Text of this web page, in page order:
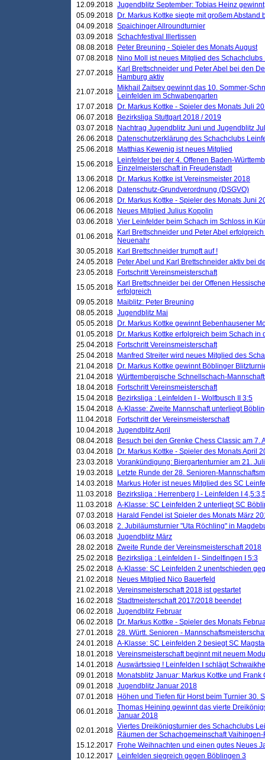
12.09.2018 Jugendblitz September: Tobias Heinz gewinnt
05.09.2018
Dr. Markus Kottke siegte mit großem
04.09.2018 Spaichinger Allroundturnier
03.09.2018 Schachfestival Illertissen
08.08.2018
Peter Breuning - Spieler des Monats August
07.08.2018
Nino Moll ist neues Mitglied des
27.07.2018
Karl Brettschneider und Peter Abel bei den
Hamburg aktiv
21.07.2018
Mikhail Zaitsev gewinnt das 10. Sommer-
Leinfelden im Schwabengarten
17.07.2018
Dr. Markus Kottke - Spieler des Monats Juli
06.07.2018
Bezirksliga Stuttgart 2018 / 2019
03.07.2018
Nachtrag Jugendblitz Juni und Jugendblitz
26.06.2018
Datenschutzerklärung des Schachclubs
25.06.2018
Matthias Kewenig ist neues Mitglied
15.06.2018
Leinfelder bei der 4. Offenen Baden-
Einzelmeisterschaft in Freudenstadt
13.06.2018
Dr. Markus Kottke ist Vereinsmeister 2018
12.06.2018
Datenschutz-Grundverordnung (DSGVO)
06.06.2018
Dr. Markus Kottke - Spieler des Monats Juni
06.06.2018
Neues Mitglied Julius Kopplin
03.06.2018 Vier Leinfelder beim Schach im Schloss in
01.06.2018
Karl Brettschneider und Peter Abel
Neuenahr
30.05.2018
Karl Brettschneider trumpft auf !
24.05.2018
Peter Abel und Karl Brettschneider aktiv bei
23.05.2018
Fortschritt Vereinsmeisterschaft
15.05.2018
Karl Brettschneider bei der Offenen
erfolgreich
09.05.2018
Maiblitz: Peter Breuning
08.05.2018 Jugendblitz Mai
05.05.2018
Dr. Markus Kottke gewinnt Bebenhausener
01.05.2018
Dr. Markus Kottke erfolgreich beim Schach
25.04.2018
Fortschritt Vereinsmeisterschaft
25.04.2018
Manfred Streiter wird neues Mitglied des
21.04.2018
Dr. Markus Kottke gewinnt Böblinger
21.04.2018 Württembergische Schnellschach-
18.04.2018
Fortschritt Vereinsmeisterschaft
15.04.2018
Bezirksliga : Leinfelden I - Wolfbusch II 3:5
15.04.2018 A-Klasse: Zweite Mannschaft unterliegt
11.04.2018
Fortschritt der Vereinsmeisterschaft
10.04.2018 Jugendblitz April
08.04.2018
Besuch bei den Grenke Chess Classic am 7.
03.04.2018
Dr. Markus Kottke - Spieler des Monats April
23.03.2018 Vorankündigung: Biergartenturnier am 21.
19.03.2018
Letzte Runde der 28. Senioren-
14.03.2018
Markus Hofer ist neues Mitglied des SC
11.03.2018
Bezirksliga : Herrenberg I - Leinfelden I
11.03.2018 A-Klasse: SC Leinfelden 2 unterliegt SC
07.03.2018
Harald Fendel ist Spieler des Monats März
06.03.2018 2. Jubiläumsturnier "Uta Röchling" in
06.03.2018 Jugendblitz März
28.02.2018 Zweite Runde der Vereinsmeisterschaft 2018
25.02.2018
Bezirksliga : Leinfelden I - Sindelfingen I 5:3
25.02.2018 A-Klasse: SC Leinfelden 2 unentschieden
21.02.2018
Neues Mitglied Nico Bauerfeld
21.02.2018 Vereinsmeisterschaft 2018 ist gestartet
16.02.2018 Stadtmeisterschaft 2017/2018 beendet
06.02.2018 Jugendblitz Februar
06.02.2018
Dr. Markus Kottke - Spieler des Monats
27.01.2018 28. Württ. Senioren -
24.01.2018 A-Klasse: SC Leinfelden 2 besiegt SC
18.01.2018 Vereinsmeisterschaft beginnt mit neuem
14.01.2018 Auswärtssieg ! Leinfelden I schlägt
09.01.2018
Monatsblitz Januar: Markus Kottke und
09.01.2018 Jugendblitz Januar 2018
07.01.2018
Höhen und Tiefen für Horst beim Turnier 30.
06.01.2018 Thomas Heining gewinnt das vierte
Januar 2018
02.01.2018 Viertes Dreikönigsturnier des Schachclubs
Räumen der Schachgemeinschaft
15.12.2017
Frohe Weihnachten und einen gutes Neues
10.12.2017
Leinfelden siegreich gegen Böblingen 3